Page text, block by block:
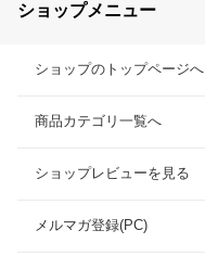
ショップメニュー
ショップのトップページへ
商品カテゴリ一覧へ
ショップレビューを見る
メルマガ登録(PC)